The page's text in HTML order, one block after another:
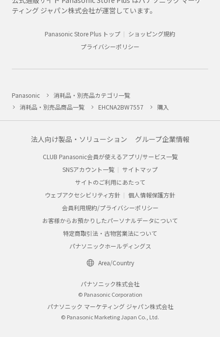
ティング ジャパン株式会社が運営しています。
Panasonic Store Plus トップ
ショッピング規約
プライバシーポリシー
Panasonic
消耗品・別売品カテゴリ一覧
消耗品・別売品商品一覧
EHCNA2BW7557 購入
法人向け製品・ソリューション グループ企業情報
CLUB Panasonic会員が使えるアプリ/サービス一覧
SNSアカウント一覧
サイトマップ
サイトのご利用にあたって
ウェブアクセシビリティ方針
個人情報保護方針
会員利用規約/プライバシーポリシー
お客様からお預かりしたパーソナルデータについて
特定商取引法・古物営業法について
パナソニックホールディングス
Area/Country
パナソニック株式会社
© Panasonic Corporation
パナソニック マーケティング ジャパン株式会社
© Panasonic Marketing Japan Co., Ltd.